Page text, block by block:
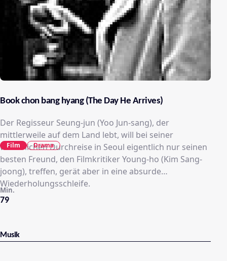
Book chon bang hyang (The Day He Arrives)
Der Regisseur Seung-jun (Yoo Jun-sang), der
mittlerweile auf dem Land lebt, will bei seiner
winterlichen Durchreise in Seoul eigentlich nur seinen
besten Freund, den Filmkritiker Young-ho (Kim Sang-
joong), treffen, gerät aber in eine absurde
Wiederholungsschleife.
79
Min.
Film Drama
Musik